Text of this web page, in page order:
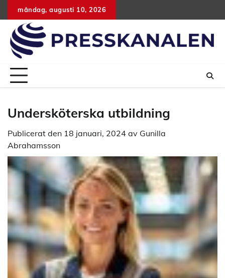
till
innehåll
måndag, augusti 10, 2026
Undersköterska utbildning
Publicerat den 18 januari, 2024 av Gunilla
Abrahamsson